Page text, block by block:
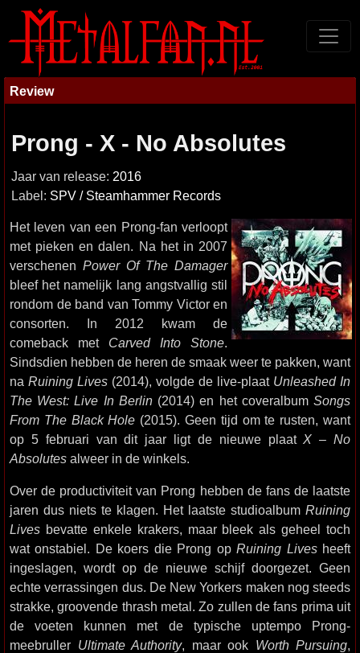
Review
Prong - X - No Absolutes
Jaar van release: 2016
Label: SPV / Steamhammer Records
Het leven van een Prong-fan verloopt
met pieken en dalen. Na het in 2007
verschenen Power Of The Damager
bleef het namelijk lang angstvallig stil
rondom de band van Tommy Victor en
consorten. In 2012 kwam de
comeback met Carved Into Stone.
Sindsdien hebben de heren de smaak weer te pakken, want
na Ruining Lives (2014), volgde de live-plaat Unleashed In
The West: Live In Berlin(2014) en het coveralbumSongs
From The Black Hole (2015). Geen tijd om te rusten, want
op 5 februari van dit jaar ligt de nieuwe plaatX – No
Absolutes alweer in de winkels.
Over de productiviteit van Prong hebben de fans de laatste
jaren dus niets te klagen. Het laatste studioalbum Ruining
Lives bevatte enkele krakers, maar bleek als geheel toch
wat onstabiel. De koers die Prong opRuining Livesheeft
ingeslagen, wordt op de nieuwe schijf doorgezet. Geen
echte verrassingen dus. De New Yorkers maken nog steeds
strakke, groovende thrash metal. Zo zullen de fans prima uit
de voeten kunnen met de typische uptempo Prong-
meebruller Ultimate Authority, maar ook Worth Pursuing,